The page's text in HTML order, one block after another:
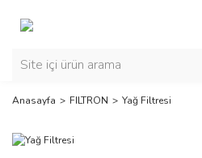
Anasayfa FILTRON Yağ Filtresi